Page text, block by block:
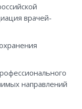
врачей-
направлений